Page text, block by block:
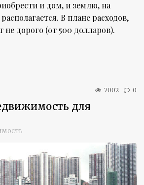
и дом, и землю, на
В плане расходов,
дорого (от 500 долларов).
7002 0
для